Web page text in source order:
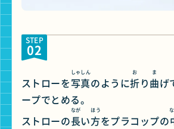
STEP
02
ストローを写真
しゃしん
のように折
お
り曲
ま
げ
ープでとめる。
ストローの長
なが
い方
ほう
をプラコップの